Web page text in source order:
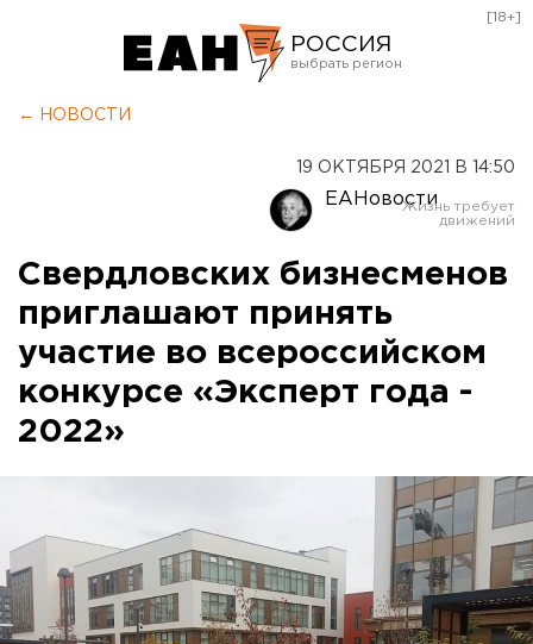
РОССИЯ
Оренбург
[18+]
← НОВОСТИ
19 ОКТЯБРЯ 2021 В 14:50
ЕАНовости
Свердловских бизнесменов
приглашают принять
участие во всероссийском
конкурсе «Эксперт года -
2022»